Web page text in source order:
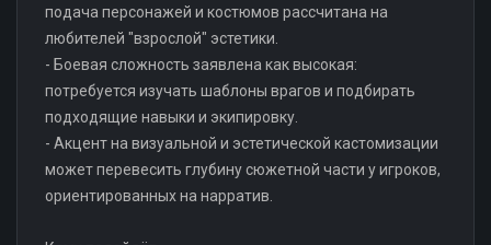
подача персонажей и костюмов рассчитана на
любителей "взрослой" эстетики.
- Боевая сложность заявлена как высокая:
потребуется изучать шаблоны врагов и подбирать
подходящие навыки и экипировку.
- Акцент на визуальной и эстетической кастомизации
может перевесить глубину сюжетной части у игроков,
ориентированных на нарратив.